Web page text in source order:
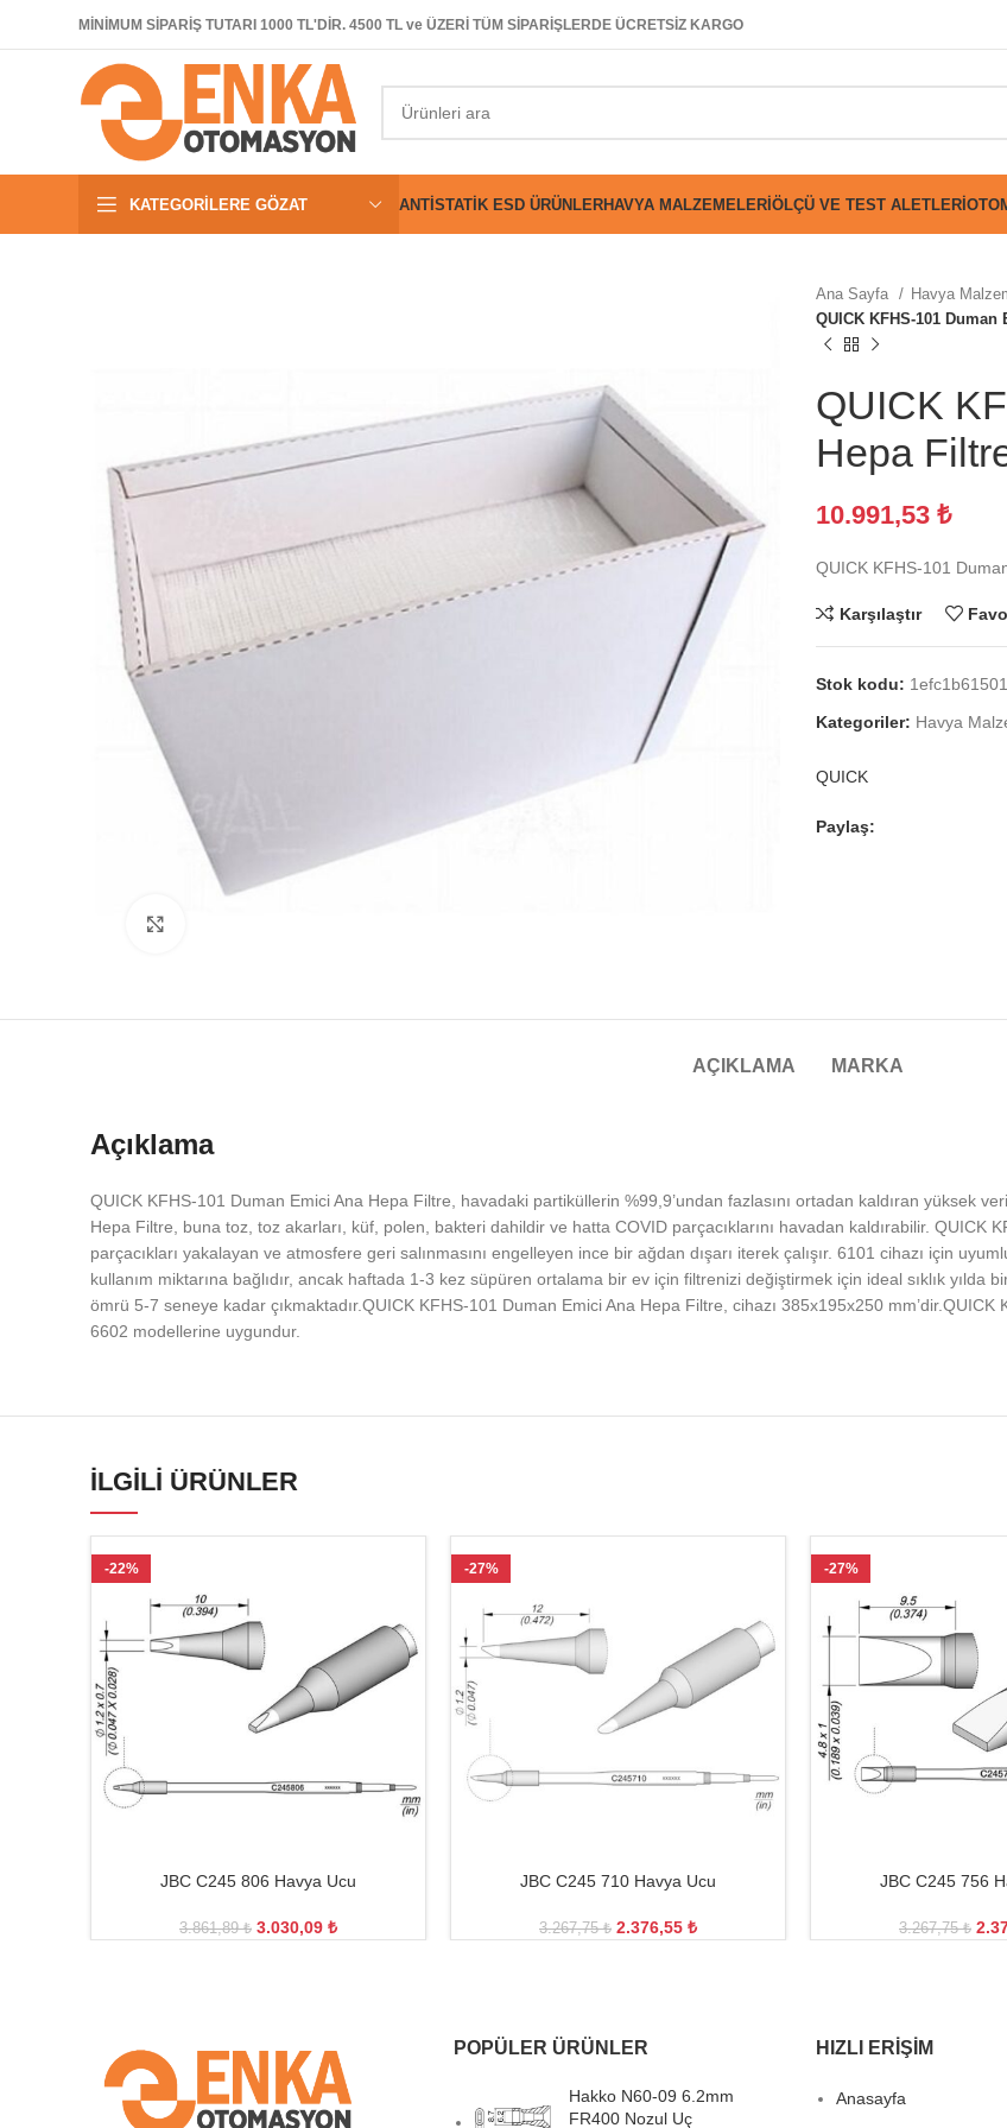
MİNİMUM SİPARİŞ TUTARI 1000 TL'DİR. 4500 TL ve ÜZERİ TÜM SİPARİŞLERDE ÜCRETSİZ KARGO
KATEGORILERE GÖZAT ANTISTATIK ESD ÜRÜNLERHAVYA MALZEMELERIÖLÇÜ VE TEST ALETLERI
Ana Sayfa Havya
QUICK KFHS-101
QUICK
Hepa
10.991,53 ₺
QUICK KFHS-101
Karşılaştır
Stok kodu:
Kategoriler: Havya
QUICK
Paylaş:
AÇIKLAMA MARKA
Açıklama
QUICK KFHS-101 Duman Emici Ana Hepa Filtre, havadaki partiküllerin %99,9’undan fazlasını ortadan kaldıran yüksek
Hepa Filtre, buna toz, toz akarları, küf, polen, bakteri dahildir ve hatta COVID parçacıklarını havadan kaldırabilir. QUICK
parçacıkları yakalayan ve atmosfere geri salınmasını engelleyen ince bir ağdan dışarı iterek çalışır. 6101 cihazı için
kullanım miktarına bağlıdır, ancak haftada 1-3 kez süpüren ortalama bir ev için filtrenizi değiştirmek için ideal sıklık yılda
ömrü 5-7 seneye kadar çıkmaktadır.QUICK KFHS-101 Duman Emici Ana Hepa Filtre, cihazı 385x195x250
6602 modellerine uygundur.
İLGILI ÜRÜNLER
-22%
JBC C245 806 Havya Ucu
3.861,89₺ 3.030,09 ₺
-27%
JBC C245 710 Havya Ucu
3.267,75₺ 2.376,55 ₺
-27%
JBC C245 756
3.267,75₺
POPÜLER ÜRÜNLER
Hakko N60-09 6.2mm
FR400 Nozul Uç
HIZLI ERIŞIM
Anasayfa